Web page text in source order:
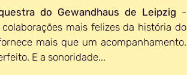
do Gewandhaus de Leipzig -
mais felizes da história do
mais que um acompanhamento.
E a sonoridade...